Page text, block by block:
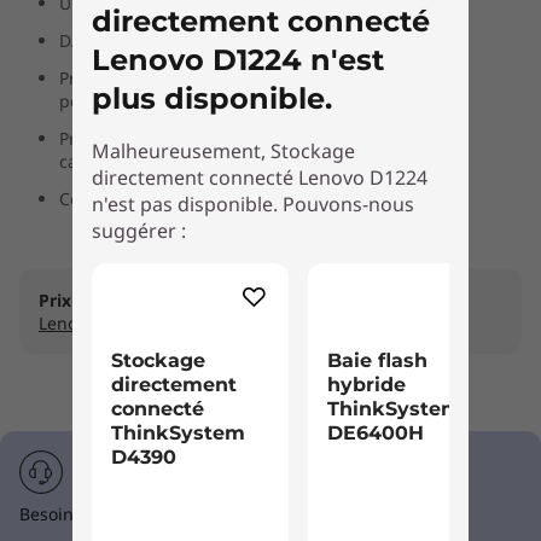
4
DAS flexibles et extensibles
Prend en charge les SSD et les disques durs haute
performance
Prend en charge les SSD et les disques durs haute
capacité
Composants robustes
Prix Business : Exclusifs aux membres
Lenovo Pro et économisez
Besoin d'aide ? Appelez 1-855-253-6686 Option #2
directement connecté
Lenovo D1224 n'est
plus disponible.
Malheureusement, Stockage
directement connecté Lenovo D1224
n'est pas disponible. Pouvons-nous
suggérer :
Stockage
directement
connecté
ThinkSystem
D4390
Baie flash
hybride
ThinkSystem
DE6400H